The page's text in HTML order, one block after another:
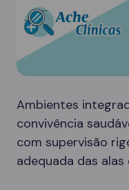
Ambientes
convivência
com supervisão
adequada das